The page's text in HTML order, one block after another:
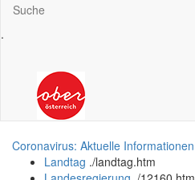
Suche
.
Coronavirus: Aktuelle Informationen
Landtag ./landtag.htm